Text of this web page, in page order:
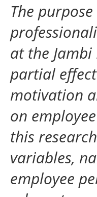
The
at the
partial
motivation
on
this
variables,
employee